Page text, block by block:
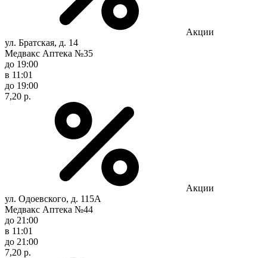
Акции
ул. Братская, д. 14
Медвакс Аптека №35
до 19:00
в 11:01
до 19:00
7,20 р.
Акции
ул. Одоевского, д. 115А
Медвакс Аптека №44
до 21:00
в 11:01
до 21:00
7,20 р.